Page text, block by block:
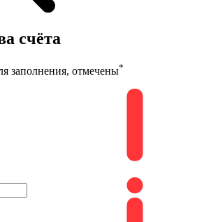
счёта
заполнения, отмечены*